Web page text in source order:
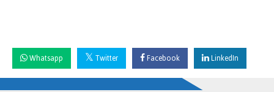
Whatsapp Twitter Facebook LinkedIn